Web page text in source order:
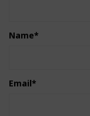
Name*
Email*